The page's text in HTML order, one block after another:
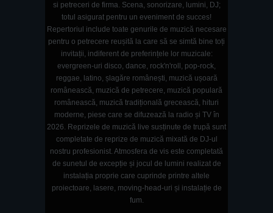
si petreceri de firma. Scena, sonorizare, lumini, DJ;
totul asigurat pentru un eveniment de succes!
Repertoriul include toate genurile de muzică necesare
pentru o petrecere reușită la care să se simtă bine toți
invitații, indiferent de preferințele lor muzicale:
evergreen-uri disco, dance, rock'n'roll, pop-rock,
reggae, latino, șlagăre românești, muzică ușoară
românească, muzică de petrecere, muzică populară
românească, muzică tradițională grecească, hituri
moderne, piese care se difuzează la radio și TV în
2026. Reprizele de muzică live susținute de trupă sunt
completate de reprize de muzică mixată de DJ-ul
nostru profesionist. Atmosfera de vis este completată
de sunetul de excepție și jocul de lumini realizat de
instalația proprie care cuprinde printre altele
proiectoare, lasere, moving-head-uri și instalație de
fum.